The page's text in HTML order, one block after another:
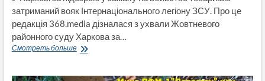
затриманий вояк Інтернаціонального легіону ЗСУ. Про це
редакція 368.media дізналася з ухвали Жовтневого
районного суду Харкова за…
Смотреть большеУ
Інтернаціонального